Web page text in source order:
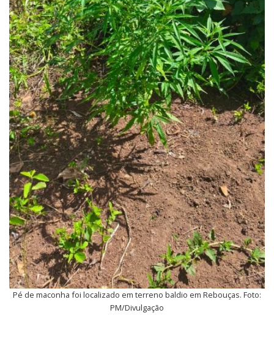
Pé de maconha foi localizado em terreno baldio em Rebouças. Foto:
PM/Divulgação